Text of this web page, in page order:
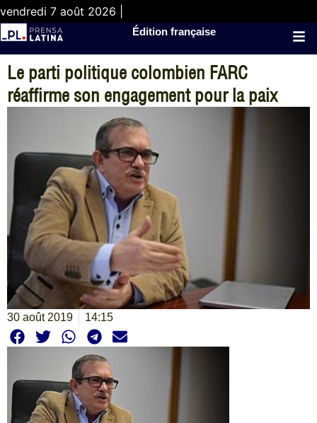
vendredi 7 août 2026 |
Édition française
Le parti politique colombien FARC
réaffirme son engagement pour la paix
30 août 2019 14:15